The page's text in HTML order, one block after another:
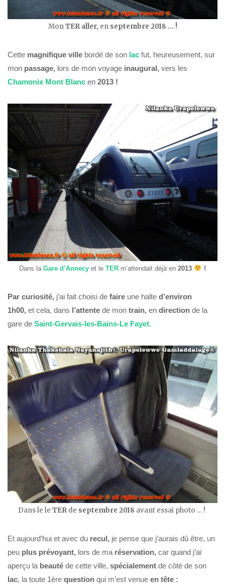
MonTER aller, en septembre 2018 … !
Cette magnifique ville bordé de son lac fut, heureusement, sur
mon passage, lors de mon voyage inaugural, vers les
Chamonix Mont Blanc en 2013 !
Dans laGare d’Annecy et leTER m’attendait déjà en2013 !
Par curiosité, j’ai fait choisi de faire une halte d’environ
1h00, et cela, dans l’attente de mon train, en direction de la
gare de Saint-Gervais-les-Bains-Le Fayet.
Dans le le TER de septembre 2018 avant essai photo … !
Et aujourd’hui et avec du recul, je pense que j’aurais dû être, un
peu plus prévoyant, lors de ma réservation, car quand j’ai
aperçu la beauté de cette ville, spécialement de côté de son
lac, la toute 1ère question qui m’est venue en tête :